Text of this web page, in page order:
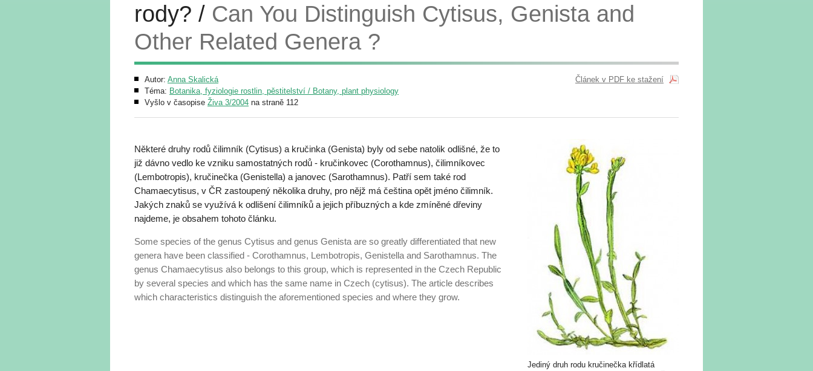
rody? / Can You Distinguish Cytisus, Genista and
Other Related Genera ?
Autor: Anna Skalická
Téma: Botanika, fyziologie rostlin, pěstitelství / Botany, plant physiology
Vyšlo v časopise Živa 3/2004 na straně 112
Článek v PDF ke stažení
Některé druhy rodů čilimník (Cytisus) a kručinka (Genista) byly od sebe natolik odlišné, že to
již dávno vedlo ke vzniku samostatných rodů - kručinkovec (Corothamnus), čilimníkovec
(Lembotropis), kručinečka (Genistella) a janovec (Sarothamnus). Patří sem také rod
Chamaecytisus, v ČR zastoupený několika druhy, pro nějž má čeština opět jméno čilimník.
Jakých znaků se využívá k odlišení čilimníků a jejich příbuzných a kde zmíněné dřeviny
najdeme, je obsahem tohoto článku.
Some species of the genus Cytisus and genus Genista are so greatly differentiated that new
genera have been classified - Corothamnus, Lembotropis, Genistella and Sarothamnus. The
genus Chamaecytisus also belongs to this group, which is represented in the Czech Republic
by several species and which has the same name in Czech (cytisus). The article describes
which characteristics distinguish the aforementioned species and where they grow.
Jediný druh rodu kručinečka křídlatá